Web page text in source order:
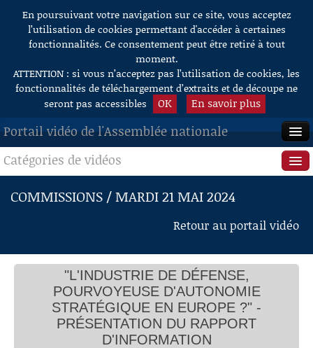
Aller au contenu
En poursuivant votre navigation sur ce site, vous acceptez
l’utilisation de cookies permettant d'accéder à certaines
fonctionnalités. Ce consentement peut être retiré à tout
moment.
ATTENTION : si vous n’acceptez pas l’utilisation de cookies, les
fonctionnalités de téléchargement d’extraits et de découpe ne
seront pas accessibles
OK En savoir plus
Portail vidéo de l'Assemblée nationale
ACCUEIL
EN DIRECT
RECHERCHE
AIDE À LA DÉCOUPE
DE VIDÉOS
Catégories de vidéos
Séance publique
Questions au Gouvernement
Commissions
Présidence
Évènements
Connaissance, Histoire
COMMISSIONS / MARDI 21 MAI 2024
Retour au portail vidéo
"L'INDUSTRIE DE DÉFENSE,
POURVOYEUSE D'AUTONOMIE
STRATÉGIQUE EN EUROPE ?" -
PRÉSENTATION DU RAPPORT
D'INFORMATION